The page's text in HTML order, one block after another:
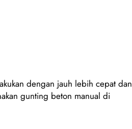
dengan jauh lebih cepat dan
gunting beton manual di